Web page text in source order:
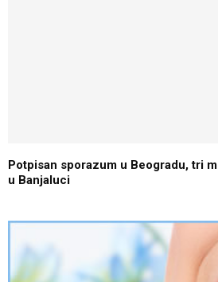
Potpisan sporazum u Beogradu, tri
u Banjaluci